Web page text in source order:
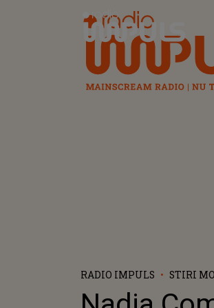
Radio Impuls
RADIO IMPULS STIRI